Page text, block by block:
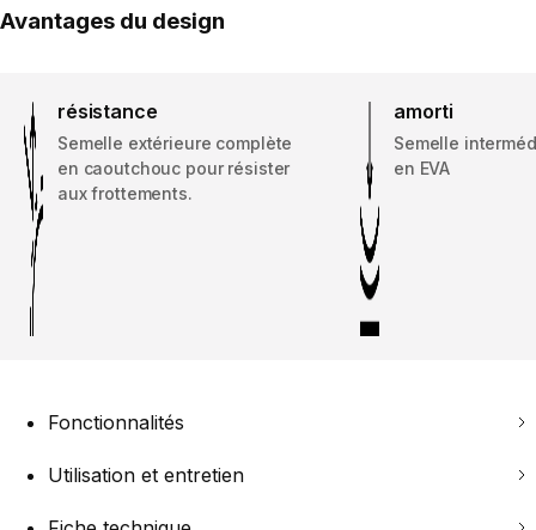
Avantages du design
résistance
Semelle extérieure complète
en caoutchouc pour résister
aux frottements.
amorti
Semelle
en EVA
Fonctionnalités
Utilisation et entretien